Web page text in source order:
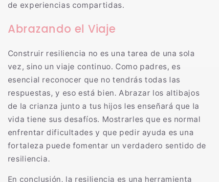
de experiencias compartidas.
Abrazando el Viaje
Construir resiliencia no es una tarea de una sola
vez, sino un viaje continuo. Como padres, es
esencial reconocer que no tendrás todas las
respuestas, y eso está bien. Abrazar los altibajos
de la crianza junto a tus hijos les enseñará que la
vida tiene sus desafíos. Mostrarles que es normal
enfrentar dificultades y que pedir ayuda es una
fortaleza puede fomentar un verdadero sentido de
resiliencia.
En conclusión, la resiliencia es una herramienta